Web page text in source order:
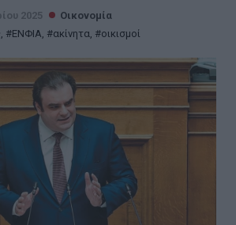
2025
Οικονομία
, ΕΝΦΙΑ, ακίνητα, οικισμοί